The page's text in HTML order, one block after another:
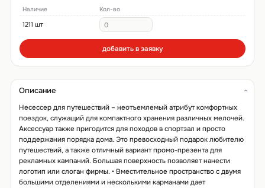
Наличие Кол-во
1211 шт
добавить в заявку
Описание
Несессер для путешествий – неотъемлемый атрибут комфортных
поездок, служащий для компактного хранения различных мелочей.
Аксессуар также пригодится для походов в спортзал и просто
поддержания порядка дома. Это превосходный подарок любителю
путешествий, а также отличный вариант промо-презента для
рекламных кампаний. Большая поверхность позволяет нанести
логотип или слоган фирмы. • Вместительное пространство с двумя
большими отделениями и несколькими карманами дает